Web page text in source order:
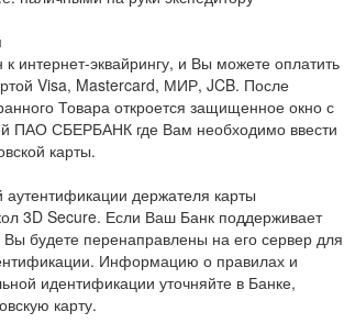
интернет-эквайрингу, и Вы можете оплатить
Visa, Mastercard, МИР, JCB. После
Товара откроется защищенное окно с
ПАО СБЕРБАНК где Вам необходимо ввести
карты.
держателя карты
3D Secure. Если Ваш Банк поддерживает
будете перенаправлены на его сервер для
Информацию о правилах и
идентификации уточняйте в Банке,
карту.